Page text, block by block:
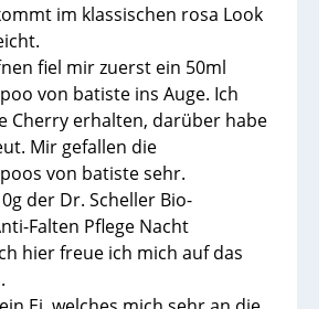
im klassischen rosa Look
fiel mir zuerst ein 50ml
von batiste ins Auge. Ich
Cherry erhalten, darüber habe
Mir gefallen die
von batiste sehr.
der Dr. Scheller Bio-
Falten Pflege Nacht
hier freue ich mich auf das